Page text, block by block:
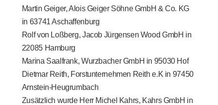
Martin Geiger, Alois Geiger Söhne GmbH & Co. KG
in 63741 Aschaffenburg
Rolf von Loßberg, Jacob Jürgensen Wood GmbH in
22085 Hamburg
Marina Saalfrank, Wurzbacher GmbH in 95030 Hof
Dietmar Reith, Forstunternehmen Reith e.K in 97450
Arnstein-Heugrumbach
Zusätzlich wurde Herr Michel Kahrs, Kahrs GmbH in